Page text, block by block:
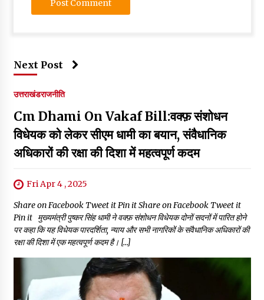
Next Post
उत्तराखंडराजनीति
Cm Dhami On Vakaf Bill:वक्फ़ संशोधन
विधेयक को लेकर सीएम धामी का बयान, संवैधानिक
अधिकारों की रक्षा की दिशा में महत्वपूर्ण कदम
Fri Apr 4 , 2025
Share on Facebook Tweet it Pin it Share on Facebook Tweet it
Pin it मुख्यमंत्री पुष्कर सिंह धामी ने वक्फ़ संशोधन विधेयक दोनों सदनों में पारित होने
पर कहा कि यह विधेयक पारदर्शिता, न्याय और सभी नागरिकों के संवैधानिक अधिकारों की
रक्षा की दिशा में एक महत्वपूर्ण कदम है। […]